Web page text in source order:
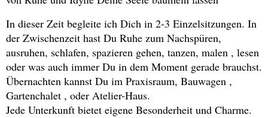
In dieser Zeit begleite ich Dich in 2-3 Einzelsitzungen. In
der Zwischenzeit hast Du Ruhe zum Nachspüren,
ausruhen, schlafen, spazieren gehen, tanzen, malen , lesen
oder was auch immer Du in dem Moment gerade brauchst.
Übernachten kannst Du im Praxisraum, Bauwagen ,
Gartenchalet , oder Atelier-Haus.
Jede Unterkunft bietet eigene Besonderheit und Charme.